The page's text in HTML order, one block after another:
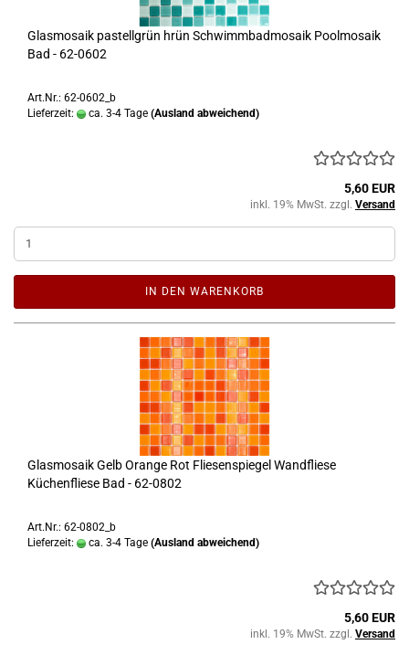
Glasmosaik pastellgrün hrün Schwimmbadmosaik Poolmosaik
Bad - 62-0602
Art.Nr.: 62-0602_b
Lieferzeit:
ca. 3-4 Tage (Ausland abweichend)
5,60 EUR
inkl. 19% MwSt. zzgl. Versand
IN DEN WARENKORB
Glasmosaik Gelb Orange Rot Fliesenspiegel Wandfliese
Küchenfliese Bad - 62-0802
Art.Nr.: 62-0802_b
Lieferzeit:
ca. 3-4 Tage (Ausland abweichend)
5,60 EUR
inkl. 19% MwSt. zzgl. Versand